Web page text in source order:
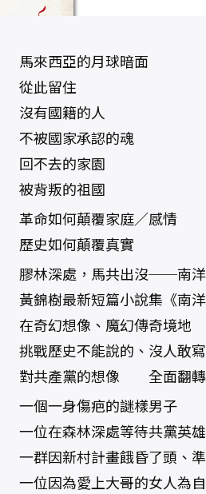
馬來西亞的月球暗面
從此留住
沒有國籍的人
不被國家承認的魂
回不去的家園
被背叛的祖國
革命如何顛覆家庭／感情
歷史如何顛覆真實 碎
膠林深處，馬共出沒──南
黃錦樹最新短篇小說集《南
在奇幻想像、魔幻傳奇境地
挑戰歷史不能說的、沒人敢
對共產黨的想像 全面翻轉
一個一身傷疤的謎樣男子
一位在森林深處等待共黨英
一群因新村計畫餓昏了頭、
一位因為愛上大哥的女人為